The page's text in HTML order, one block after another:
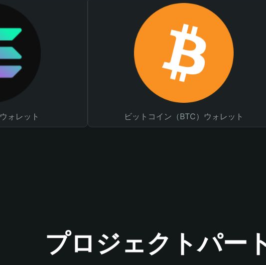
ォレット ビットコイン（BTC）ウォレット
プロジェクトパー